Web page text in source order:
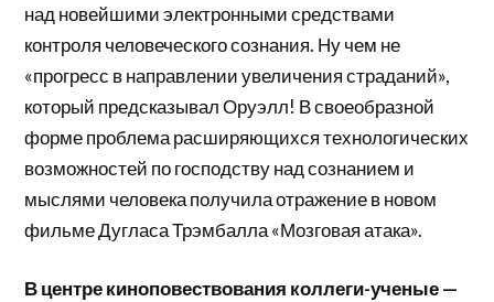
над новейшими электронными средствами
контроля человеческого сознания. Ну чем не
«прогресс в направлении увеличения страданий»,
который предсказывал Оруэлл! В своеобразной
форме проблема расширяющихся технологических
возможностей по господству над сознанием и
мыслями человека получила отражение в новом
фильме Дугласа Трэмбалла «Мозговая атака».
В центре киноповествования коллеги-ученые —